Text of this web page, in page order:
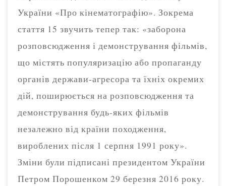
України «Про кінематографію». Зокрема
стаття 15 звучить тепер так: «заборона
розповсюдження і демонстрування фільмів,
що містять популяризацію або пропаганду
органів держави-агресора та їхніх окремих
дій, поширюється на розповсюдження та
демонстрування будь-яких фільмів
незалежно від країни походження,
вироблених після 1 серпня 1991 року».
Зміни були підписані президентом України
Петром Порошенком 29 березня 2016 року.